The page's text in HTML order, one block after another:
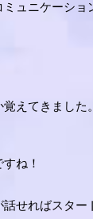
ュニケーシ
えてきました。
ね！
せればスタ